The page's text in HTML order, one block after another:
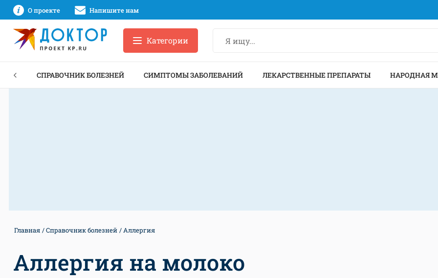
О проекте Напишите нам
Категории
СПРАВОЧНИК БОЛЕЗНЕЙ СИМПТОМЫ ЗАБОЛЕВАНИЙ ЛЕКАРСТВЕННЫЕ ПРЕПАРАТЫ НАРОДНАЯ
Главная Справочник болезней Аллергия
Аллергия на молоко